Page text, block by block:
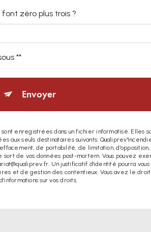
zéro plus trois ?
**
Envoyer
enregistrées dans un fichier informatisé. Elles
seuls destinataires suivants:
de portabilité, de limitation,
de vos données post-mortem. Vous pouvez
Un justificatif d'identité pourra
et de gestion des contentieux. Vous avez le
sur vos droits.